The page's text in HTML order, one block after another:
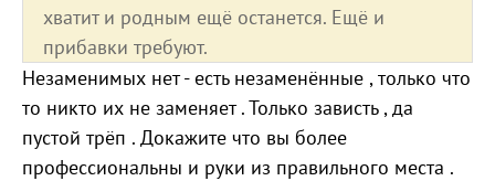
хватит и родным ещё останется. Ещё и
прибавки требуют.
Незаменимых нет - есть незаменённые , только что
то никто их не заменяет . Только зависть , да
пустой трёп . Докажите что вы более
профессиональны и руки из правильного места .